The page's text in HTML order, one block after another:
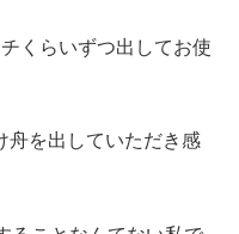
くらいずつ出してお使
舟を出していただき感